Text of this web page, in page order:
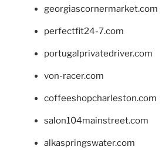
georgiascornermarket.com
perfectfit24-7.com
portugalprivatedriver.com
von-racer.com
coffeeshopcharleston.com
salon104mainstreet.com
alkaspringswater.com